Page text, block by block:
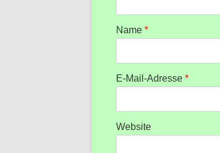
Name *
E-Mail-Adresse *
Website